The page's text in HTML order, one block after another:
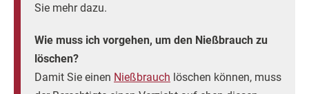
Sie mehr dazu.
Wie muss ich vorgehen, um den Nießbrauch zu
löschen?
Damit Sie einen Nießbrauch löschen können, muss